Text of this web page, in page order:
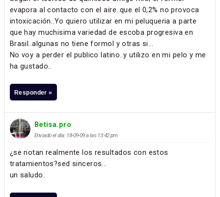
evapora al contacto con el aire..que el 0,2% no provoca
intoxicación..Yo quiero utilizar en mi peluqueria a parte
que hay muchisima variedad de escoba progresiva en
Brasil..algunas no tiene formol y otras si...
No voy a perder el publico latino..y utilizo en mi pelo y me
ha gustado..
Responder »
Betisa.pro
Enviado el día: 18-09-09 a las 13:42 pm
¿se notan realmente los resultados con estos
tratamientos?sed sinceros...
un saludo.